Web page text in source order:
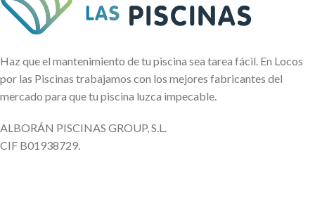
Haz que el mantenimiento de tu piscina sea tarea fácil. En Locos
por las Piscinas trabajamos con los mejores fabricantes del
mercado para que tu piscina luzca impecable.
ALBORÁN PISCINAS GROUP, S.L.
CIF B01938729.